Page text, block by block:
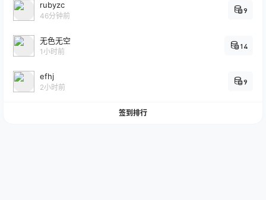
rubyzc
46分钟前
9
无色无空
1小时前
14
efhj
2小时前
9
签到排行